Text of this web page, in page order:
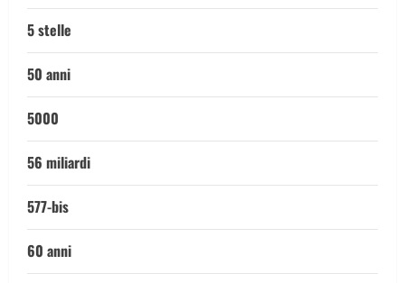
5 stelle
50 anni
5000
56 miliardi
577-bis
60 anni